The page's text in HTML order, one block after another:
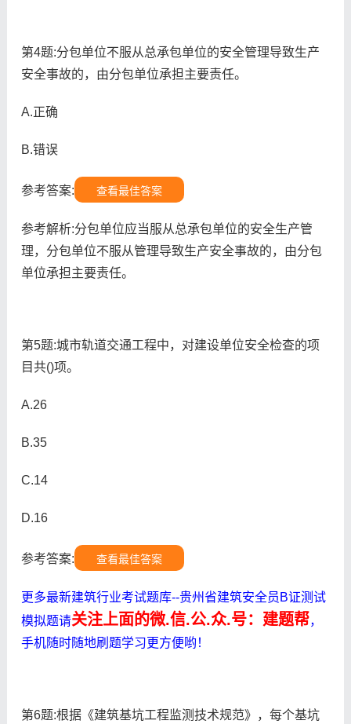
第4题:分包单位不服从总承包单位的安全管理导致生产
安全事故的，由分包单位承担主要责任。
A.正确
B.错误
参考答案: 查看最佳答案
参考解析:分包单位应当服从总承包单位的安全生产管
理，分包单位不服从管理导致生产安全事故的，由分包
单位承担主要责任。
第5题:城市轨道交通工程中，对建设单位安全检查的项
目共()项。
A.26
B.35
C.14
D.16
参考答案: 查看最佳答案
更多最新建筑行业考试题库--贵州省建筑安全员B证测试
模拟题请关注上面的微.信.公.众.号：建题帮，
手机随时随地刷题学习更方便哟！
第6题:根据《建筑基坑工程监测技术规范》，每个基坑